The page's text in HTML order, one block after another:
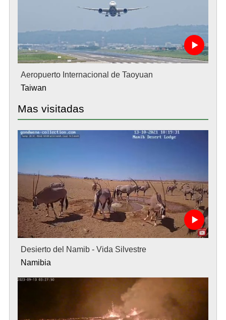
Aeropuerto Internacional de Taoyuan
Taiwan
Mas visitadas
Desierto del Namib - Vida Silvestre
Namibia